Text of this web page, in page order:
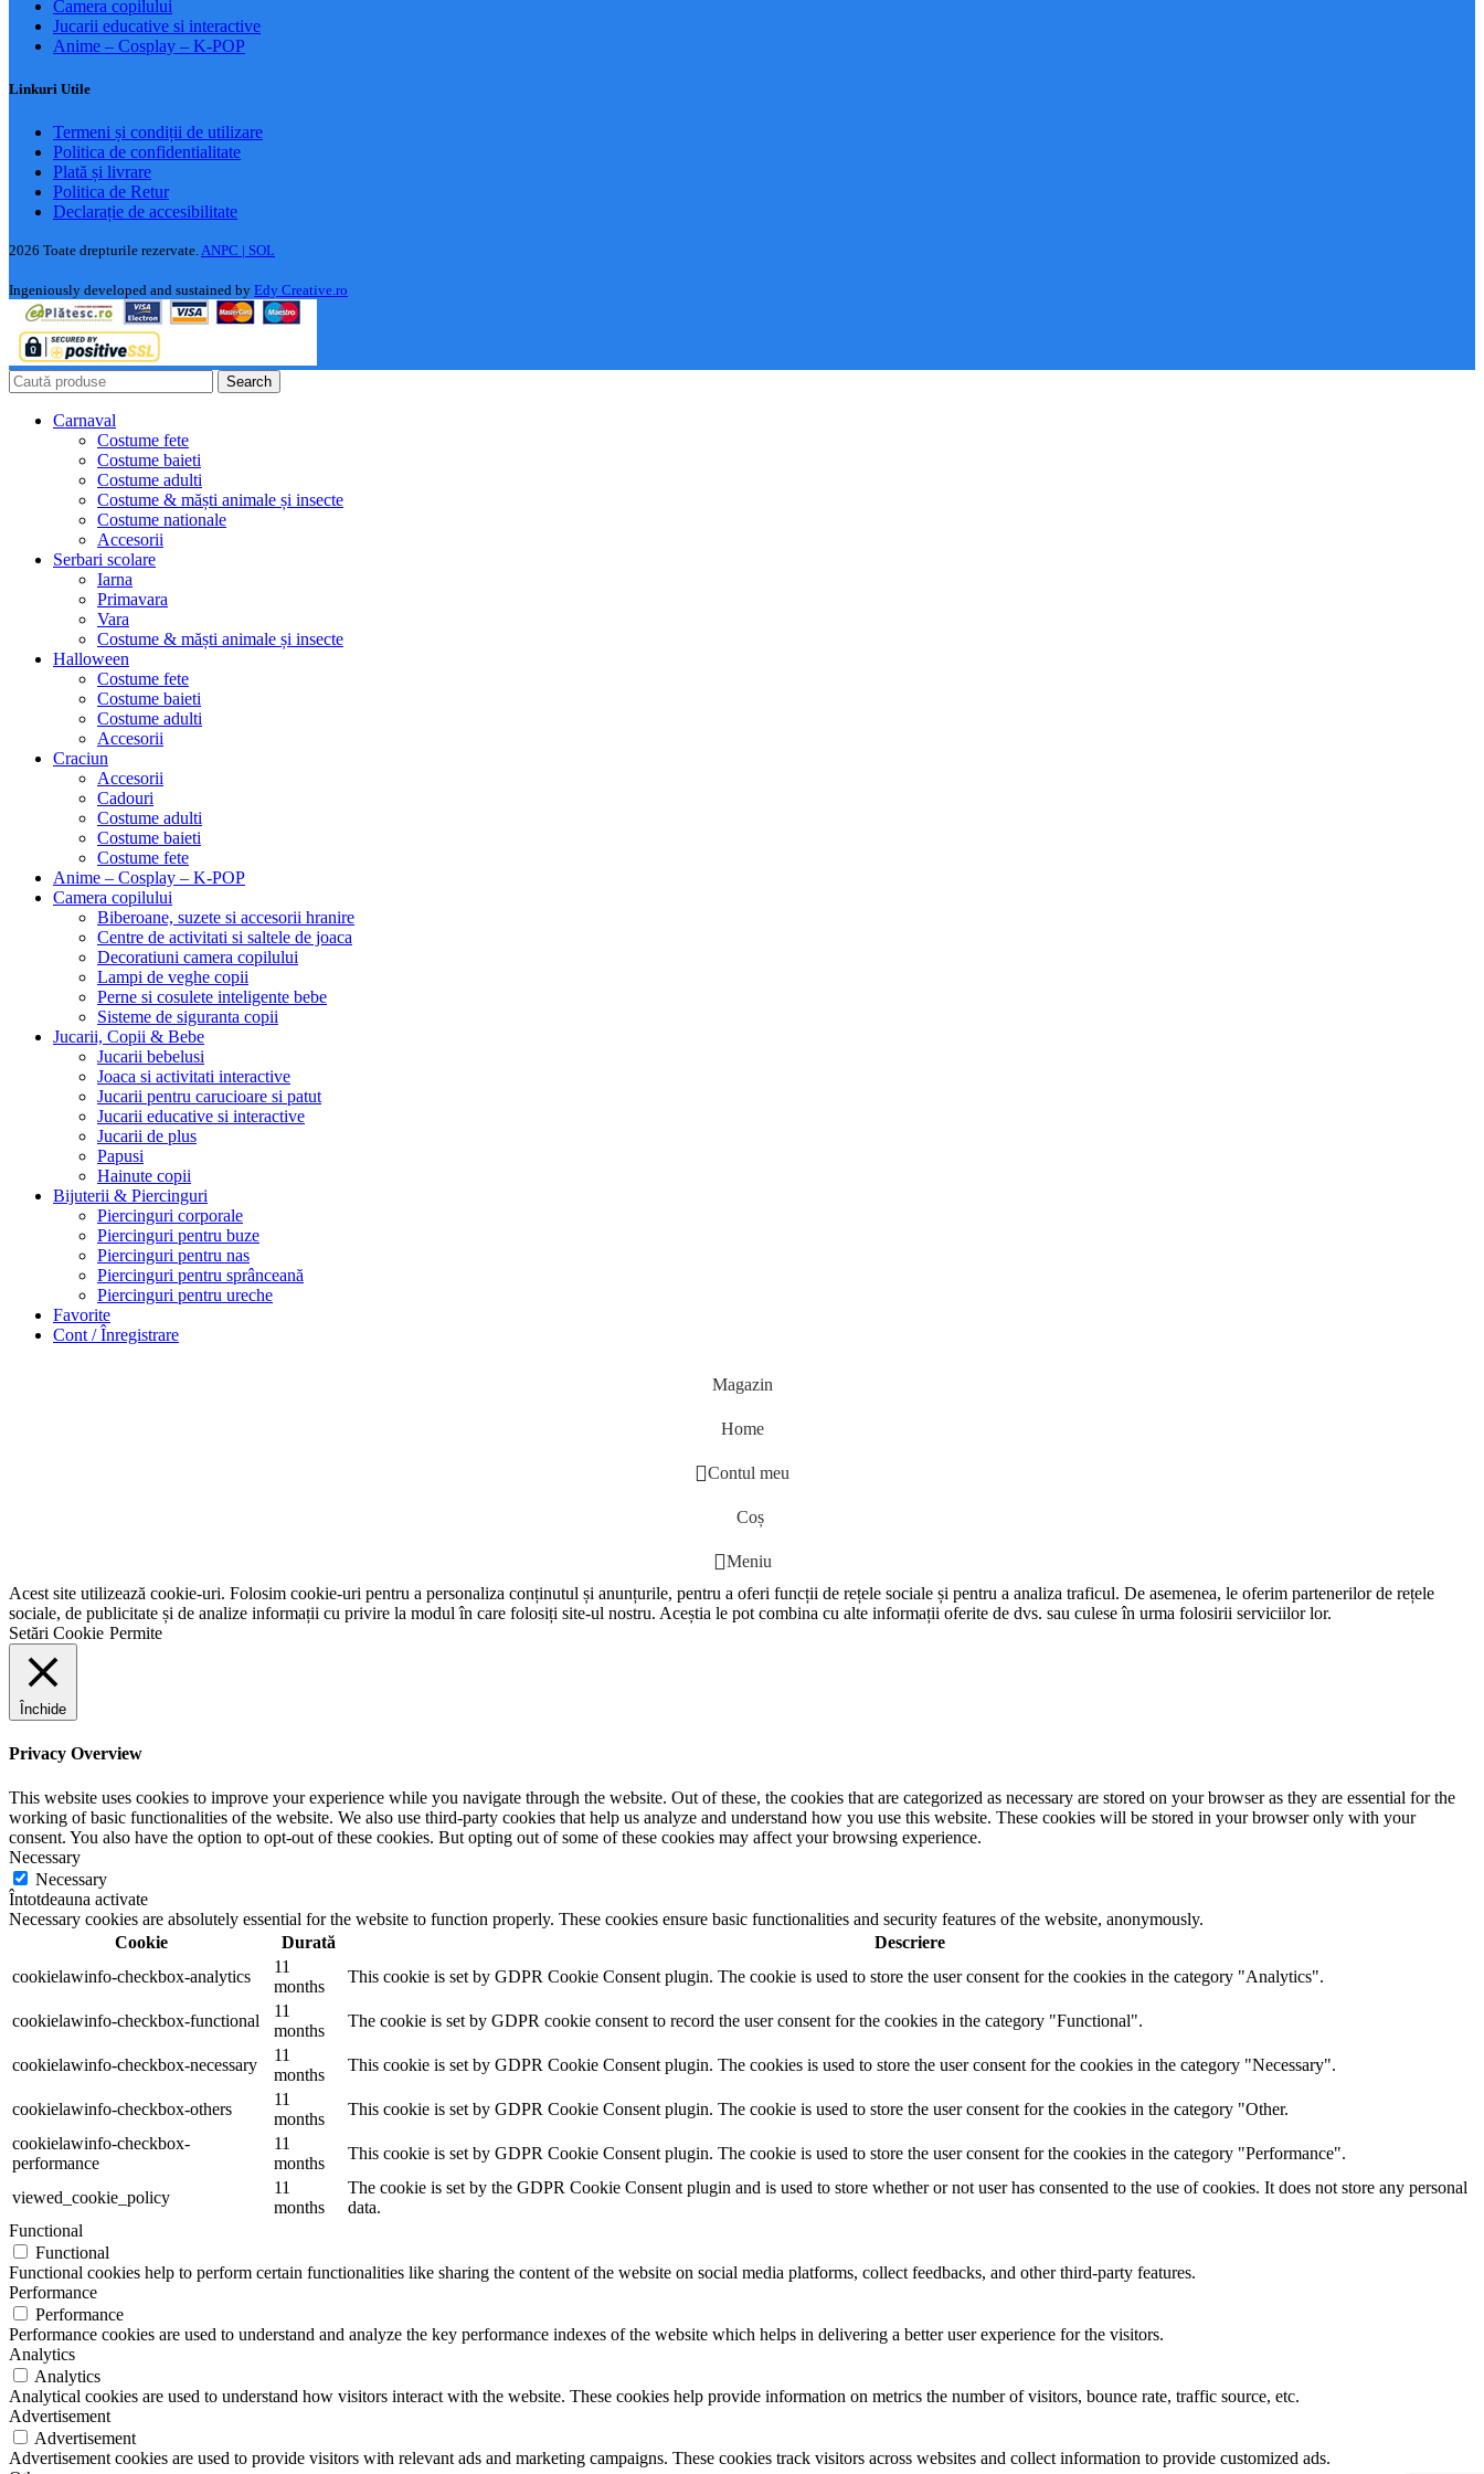
Camera copilului
Jucarii educative si interactive
Anime – Cosplay – K‑POP
Linkuri Utile
Termeni și condiții de utilizare
Politica de confidentialitate
Plată și livrare
Politica de Retur
Declarație de accesibilitate
2026 Toate drepturile rezervate.ANPC | SOL
Ingeniously developed and sustained by Edy Creative.ro
Search
Carnaval
Costume fete
Costume baieti
Costume adulti
Costume & măști animale și insecte
Costume nationale
Accesorii
Serbari scolare
Iarna
Primavara
Vara
Costume & măști animale și insecte
Halloween
Costume fete
Costume baieti
Costume adulti
Accesorii
Craciun
Accesorii
Cadouri
Costume adulti
Costume baieti
Costume fete
Anime – Cosplay – K‑POP
Camera copilului
Biberoane, suzete si accesorii hranire
Centre de activitati si saltele de joaca
Decoratiuni camera copilului
Lampi de veghe copii
Perne si cosulete inteligente bebe
Sisteme de siguranta copii
Jucarii, Copii & Bebe
Jucarii bebelusi
Joaca si activitati interactive
Jucarii pentru carucioare si patut
Jucarii educative si interactive
Jucarii de plus
Papusi
Hainute copii
Bijuterii & Piercinguri
Piercinguri corporale
Piercinguri pentru buze
Piercinguri pentru nas
Piercinguri pentru sprânceană
Piercinguri pentru ureche
Favorite
Cont / Înregistrare
Magazin
Home
Contul meu
Coș
Meniu
Acest site utilizează cookie-uri. Folosim cookie-uri pentru a personaliza conținutul și anunțurile, pentru a oferi funcții de rețele sociale și pentru a analiza traficul. De asemenea, le oferim partenerilor de rețele
sociale, de publicitate și de analize informații cu privire la modul în care folosiți site-ul nostru. Aceștia le pot combina cu alte informații oferite de dvs. sau culese în urma folosirii serviciilor lor.
Setări Cookie Permite
Închide
Privacy Overview
This website uses cookies to improve your experience while you navigate through the website. Out of these, the cookies that are categorized as necessary are stored on your browser as they are essential for the
working of basic functionalities of the website. We also use third-party cookies that help us analyze and understand how you use this website. These cookies will be stored in your browser only with your
consent. You also have the option to opt-out of these cookies. But opting out of some of these cookies may affect your browsing experience.
Necessary
Necessary
Întotdeauna activate
Necessary cookies are absolutely essential for the website to function properly. These cookies ensure basic functionalities and security features of the website, anonymously.
Cookie
Durată
Descriere
cookielawinfo-checkbox-analytics
11
months
This cookie is set by GDPR Cookie Consent plugin. The cookie is used to store the user consent for the cookies in the category "Analytics".
cookielawinfo-checkbox-functional
11
months
The cookie is set by GDPR cookie consent to record the user consent for the cookies in the category "Functional".
cookielawinfo-checkbox-necessary
11
months
This cookie is set by GDPR Cookie Consent plugin. The cookies is used to store the user consent for the cookies in the category "Necessary".
cookielawinfo-checkbox-others
11
months
This cookie is set by GDPR Cookie Consent plugin. The cookie is used to store the user consent for the cookies in the category "Other.
cookielawinfo-checkbox-
performance
11
months
This cookie is set by GDPR Cookie Consent plugin. The cookie is used to store the user consent for the cookies in the category "Performance".
viewed_cookie_policy
11
months
The cookie is set by the GDPR Cookie Consent plugin and is used to store whether or not user has consented to the use of cookies. It does not store any personal
data.
Functional
Functional
Functional cookies help to perform certain functionalities like sharing the content of the website on social media platforms, collect feedbacks, and other third-party features.
Performance
Performance
Performance cookies are used to understand and analyze the key performance indexes of the website which helps in delivering a better user experience for the visitors.
Analytics
Analytics
Analytical cookies are used to understand how visitors interact with the website. These cookies help provide information on metrics the number of visitors, bounce rate, traffic source, etc.
Advertisement
Advertisement
Advertisement cookies are used to provide visitors with relevant ads and marketing campaigns. These cookies track visitors across websites and collect information to provide customized ads.